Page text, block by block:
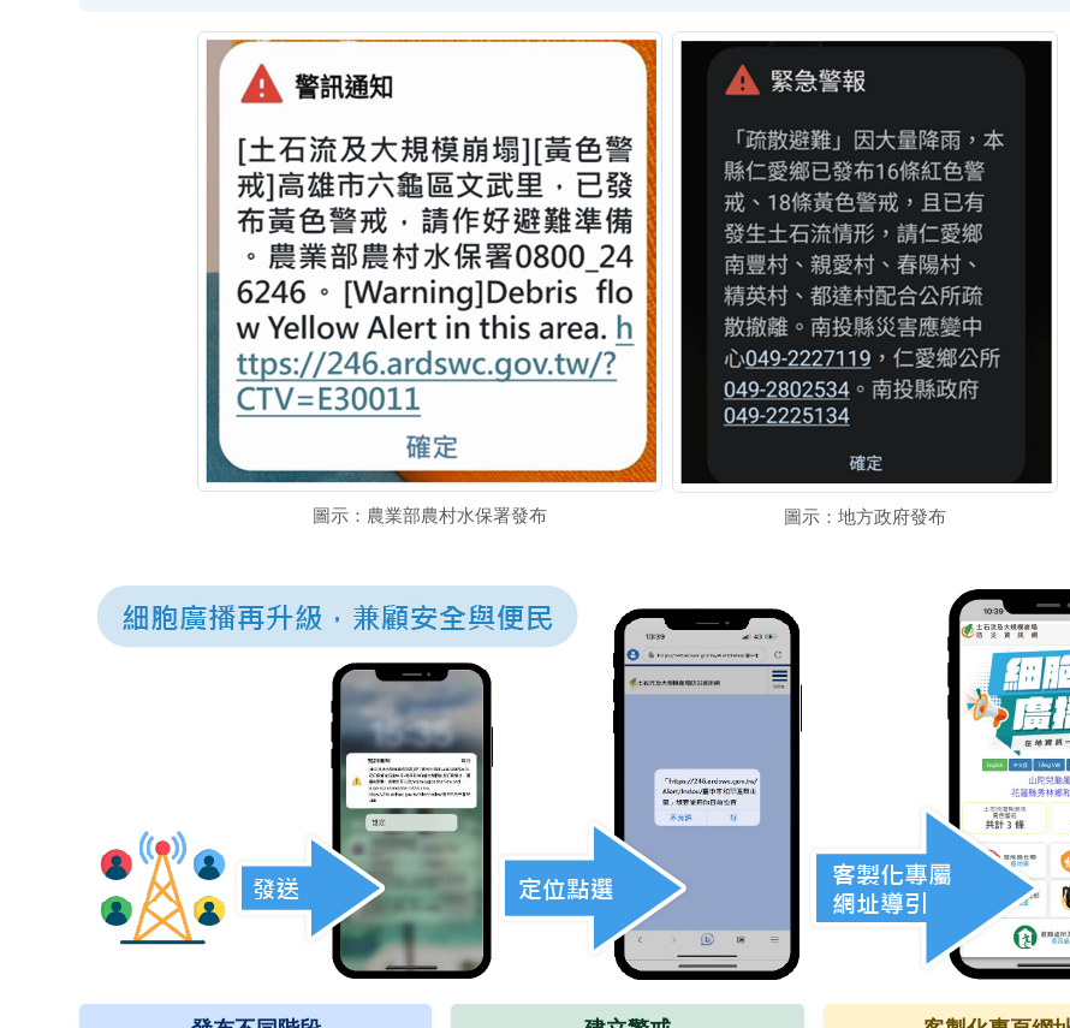
圖示：農業部農村水保署發布 圖示：地方政府發布